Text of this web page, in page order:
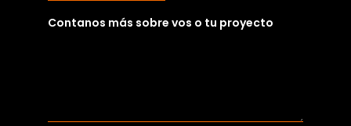
Contanos más sobre vos o tu proyecto